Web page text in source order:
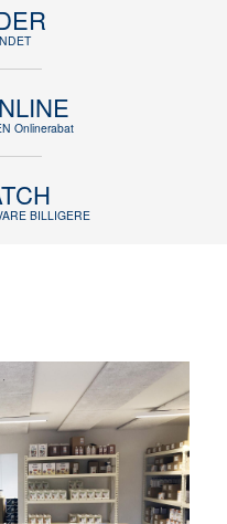
Onlinerabat
BILLIGERE